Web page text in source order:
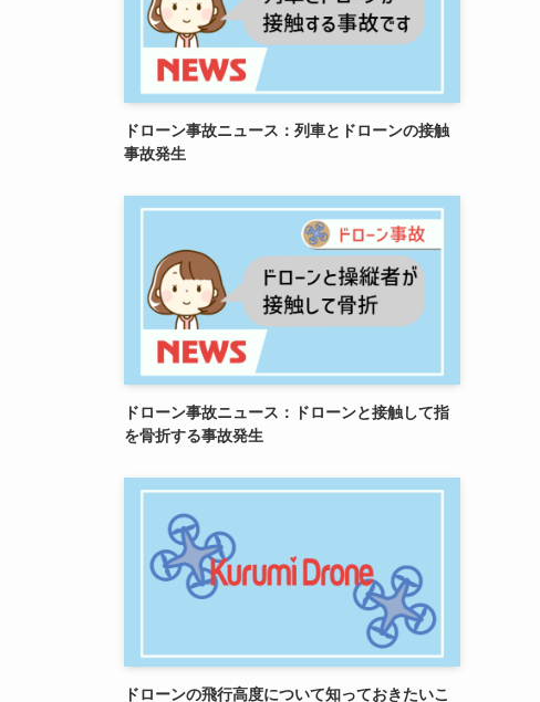
ドローン事故ニュース：列車とドローンの接触
事故発生
ドローン事故ニュース：ドローンと接触して指
を骨折する事故発生
ドローンの飛行高度について知っておきたいこ